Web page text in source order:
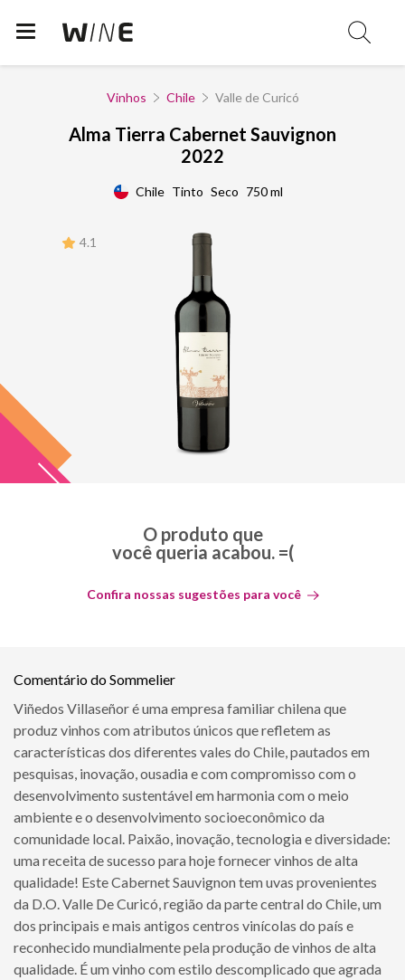
Vinhos Chile Valle de Curicó
Alma Tierra Cabernet Sauvignon
2022
Chile Tinto Seco 750 ml
4.1
O produto que
você queria acabou. =(
Confira nossas sugestões para você
Comentário do Sommelier
Viñedos Villaseñor é uma empresa familiar chilena que
produz vinhos com atributos únicos que refletem as
características dos diferentes vales do Chile, pautados em
pesquisas, inovação, ousadia e com compromisso com o
desenvolvimento sustentável em harmonia com o meio
ambiente e o desenvolvimento socioeconômico da
comunidade local. Paixão, inovação, tecnologia e diversidade:
uma receita de sucesso para hoje fornecer vinhos de alta
qualidade! Este Cabernet Sauvignon tem uvas provenientes
da D.O. Valle De Curicó, região da parte central do Chile, um
dos principais e mais antigos centros vinícolas do país e
reconhecido mundialmente pela produção de vinhos de alta
qualidade. É um vinho com estilo descomplicado que agrada